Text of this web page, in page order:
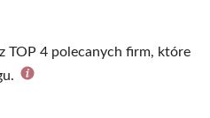
TOP 4 polecanych firm, które